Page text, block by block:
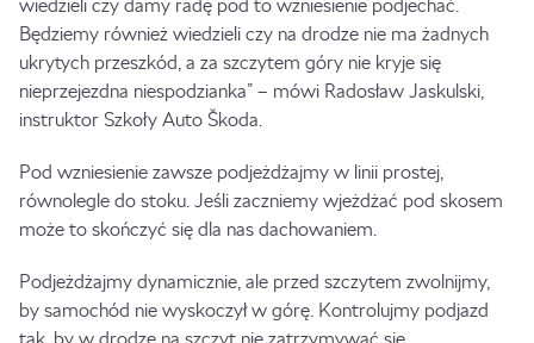
wiedzieli czy damy radę pod to wzniesienie podjechać.
Będziemy również wiedzieli czy na drodze nie ma żadnych
ukrytych przeszkód, a za szczytem góry nie kryje się
nieprzejezdna niespodzianka” – mówi Radosław Jaskulski,
instruktor Szkoły Auto Škoda.
Pod wzniesienie zawsze podjeżdżajmy w linii prostej,
równolegle do stoku. Jeśli zaczniemy wjeżdżać pod skosem
może to skończyć się dla nas dachowaniem.
Podjeżdżajmy dynamicznie, ale przed szczytem zwolnijmy,
by samochód nie wyskoczył w górę. Kontrolujmy podjazd